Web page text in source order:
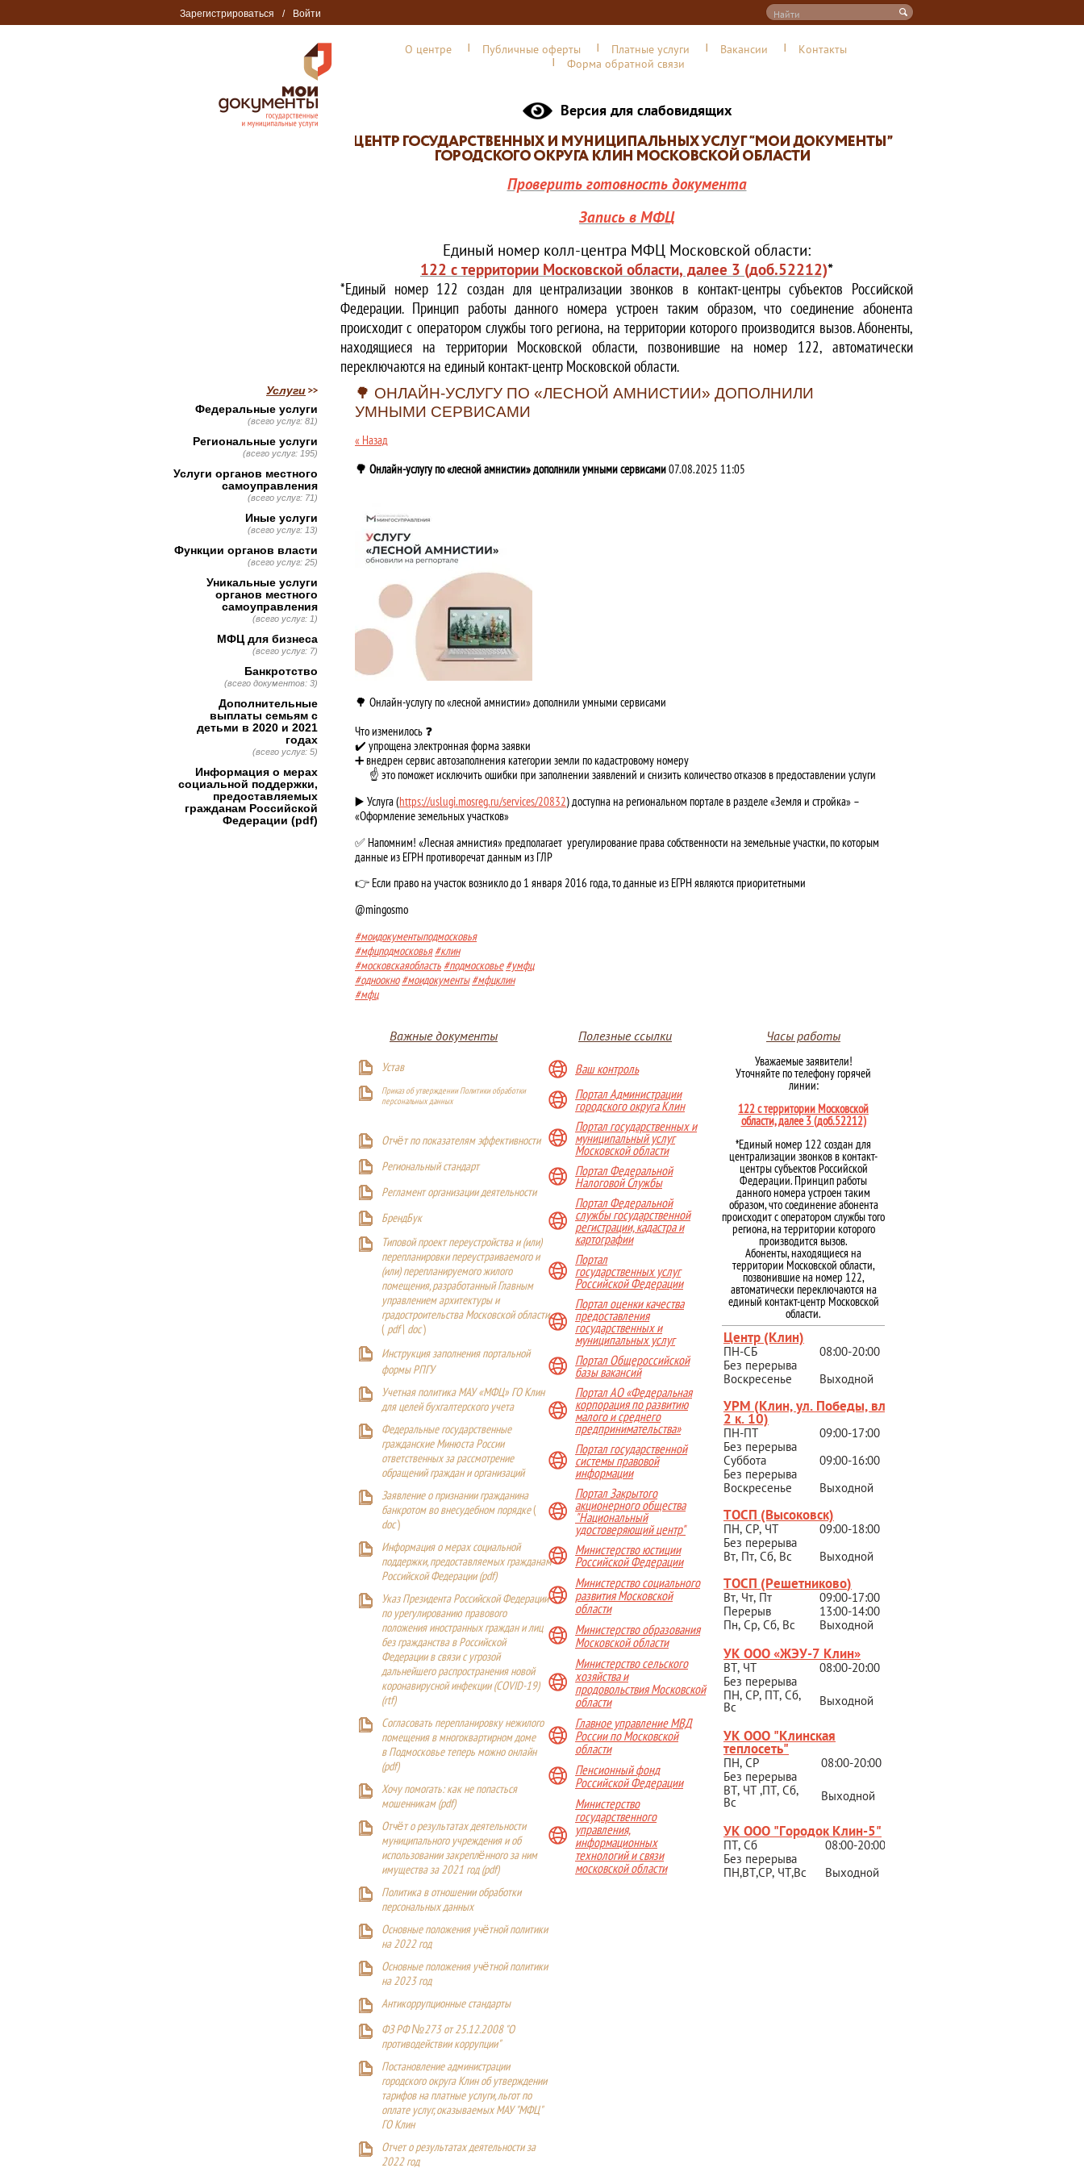
Зарегистрироваться / Войти
О центре Публичные оферты Платные услуги Вакансии
Контакты
Форма обратной связи
Версия для слабовидящих
Проверить готовность документа
Запись в МФЦ
Единый номер колл-центра МФЦ Московской области:
122 с территории Московской области, далее 3 (доб.52212)*
*Единый номер 122 создан для централизации звонков в контакт-центры субъектов Российской
Федерации. Принцип работы данного номера устроен таким образом, что соединение абонента
происходит с оператором службы того региона, на территории которого производится вызов. Абоненты,
находящиеся на территории Московской области, позвонившие на номер 122, автоматически
переключаются на единый контакт-центр Московской области.
🌳 ОНЛАЙН-УСЛУГУ ПО «ЛЕСНОЙ АМНИСТИИ» ДОПОЛНИЛИ
УМНЫМИ СЕРВИСАМИ
« Назад
🌳 Онлайн-услугу по «лесной амнистии» дополнили умными сервисами07.08.2025 11:05
🌳 Онлайн-услугу по «лесной амнистии» дополнили умными сервисами
Что изменилось ❓
✔️ упрощена электронная форма заявки
➕ внедрен сервис автозаполнения категории земли по кадастровому номеру
☝️ это поможет исключить ошибки при заполнении заявлений и снизить количество отказов в предоставлении услуги
▶️ Услуга (https://uslugi.mosreg.ru/services/20832) доступна на региональном портале в разделе «Земля и стройка» –
«Оформление земельных участков»
✅ Напомним! «Лесная амнистия» предполагает урегулирование права собственности на земельные участки, по которым
данные из ЕГРН противоречат данным из ГЛР
👉 Если право на участок возникло до 1 января 2016 года, то данные из ЕГРН являются приоритетными
@mingosmo
#моидокументыподмосковья
#мфцподмосковья #клин
#московскаяобласть #подмосковье #умфц
#одноокно #моидокументы #мфцклин
#мфц
Важные документы
Устав
Приказ об утверждении Политики обработки
персональных данных
Отчёт по показателям эффективности
Региональный стандарт
Регламент организации деятельности
БрендБук
Типовой проект переустройства и (или)
перепланировки переустраиваемого и
(или) перепланируемого жилого
помещения, разработанный Главным
управлением архитектуры и
градостроительства Московской области
( pdf| doc)
Инструкция заполнения портальной
формы РПГУ
Учетная политика МАУ «МФЦ» ГО Клин
для целей бухгалтерского учета
Федеральные государственные
гражданские Минюста России
ответственных за рассмотрение
обращений граждан и организаций
Заявление о признании гражданина
банкротом во внесудебном порядке(
doc)
Информация о мерах социальной
поддержки, предоставляемых гражданам
Российской Федерации (pdf)
Указ Президента Российской Федерации
по урегулированию правового
положения иностранных граждан и лиц
без гражданства в Российской
Федерации в связи с угрозой
дальнейшего распространения новой
коронавирусной инфекции (COVID-19)
(rtf)
Согласовать перепланировку нежилого
помещения в многоквартирном доме
в Подмосковье теперь можно онлайн
(pdf)
Хочу помогать: как не попасться
мошенникам (pdf)
Отчёт о результатах деятельности
муниципального учреждения и об
использовании закреплённого за ним
имущества за 2021 год (pdf)
Политика в отношении обработки
персональных данных
Основные положения учётной политики
на 2022 год
Основные положения учётной политики
на 2023 год
Антикоррупционные стандарты
ФЗ РФ №273 от 25.12.2008 "О
противодействии коррупции"
Постановление администрации
городского округа Клин об утверждении
тарифов на платные услуги, льгот по
оплате услуг, оказываемых МАУ "МФЦ"
ГО Клин
Отчет о результатах деятельности за
2022 год
Полезные ссылки
Ваш контроль
Портал Администрации
городского округа Клин
Портал государственных и
муниципальный услуг
Московской области
Портал Федеральной
Налоговой Службы
Портал Федеральной
службы государственной
регистрации, кадастра и
картографии
Портал
государственных услуг
Российской Федерации
Портал оценки качества
предоставления
государственных и
муниципальных услуг
Портал Общероссийской
базы вакансий
Портал АО «Федеральная
корпорация по развитию
малого и среднего
предпринимательства»
Портал государственной
системы правовой
информации
Портал Закрытого
акционерного общества
"Национальный
удостоверяющий центр"
Министерство юстиции
Российской Федерации
Министерство социального
развития Московской
области
Министерство образования
Московской области
Министерство сельского
хозяйства и
продовольствия Московской
области
Главное управление МВД
России по Московской
области
Пенсионный фонд
Российской Федерации
Министерство
государственного
управления,
информационных
технологий и связи
московской области
Часы работы
Уважаемые заявители!
Уточняйте по телефону горячей
линии:
122 с территории Московской
области, далее 3 (доб.52212)
*Единый номер 122 создан для
централизации звонков в контакт-
центры субъектов Российской
Федерации. Принцип работы
данного номера устроен таким
образом, что соединение абонента
происходит с оператором службы того
региона, на территории которого
производится вызов.
Абоненты, находящиеся на
территории Московской области,
позвонившие на номер 122,
автоматически переключаются на
единый контакт-центр Московской
области.
Центр (Клин)
ПН-СБ
08:00-20:00
Без перерыва
Воскресенье
Выходной
УРМ (Клин, ул. Победы, вл.
2 к. 10)
ПН-ПТ
09:00-17:00
Без перерыва
Суббота
09:00-16:00
Без перерыва
Воскресенье
Выходной
ТОСП (Высоковск)
ПН, СР, ЧТ
09:00-18:00
Без перерыва
Вт, Пт, Сб, Вс
Выходной
ТОСП (Решетниково)
Вт, Чт, Пт
09:00-17:00
Перерыв
13:00-14:00
Пн, Ср, Сб, Вс
Выходной
УК ООО «ЖЭУ-7 Клин»
ВТ, ЧТ
08:00-20:00
Без перерыва
ПН, СР, ПТ, Сб,
Вс Выходной
УК ООО "Клинская
теплосеть"
ПН, СР
08:00-20:00
Без перерыва
ВТ, ЧТ ,ПТ, Сб,
Вс Выходной
УК ООО "Городок Клин-5"
ПТ, Сб
08:00-20:00
Без перерыва
ПН,ВТ,СР, ЧТ,Вс Выходной
Услуги
Федеральные услуги
(всего услуг: 81)
Региональные услуги
(всего услуг: 195)
Услуги органов местного
самоуправления
(всего услуг: 71)
Иные услуги
(всего услуг: 13)
Функции органов власти
(всего услуг: 25)
Уникальные услуги
органов местного
самоуправления
(всего услуг: 1)
МФЦ для бизнеса
(всего услуг: 7)
Банкротство
(всего документов: 3)
Дополнительные
выплаты семьям с
детьми в 2020 и 2021
годах
(всего услуг: 5)
Информация о мерах
социальной поддержки,
предоставляемых
гражданам Российской
Федерации (pdf)